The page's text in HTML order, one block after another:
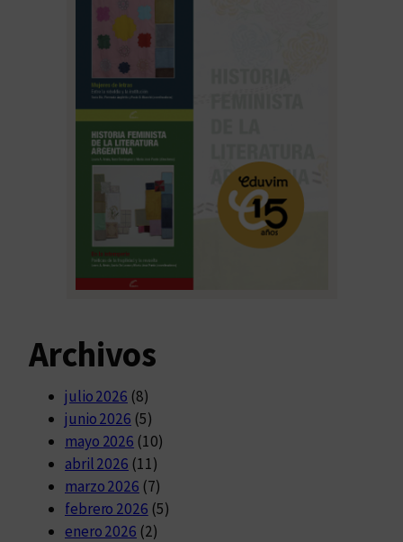
Archivos
julio 2026 (8)
junio 2026 (5)
mayo 2026 (10)
abril 2026 (11)
marzo 2026 (7)
febrero 2026 (5)
enero 2026 (2)